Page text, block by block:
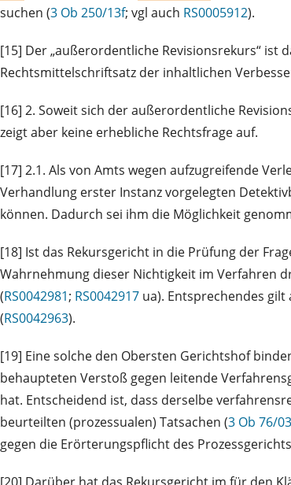
suchen (3 Ob 250/13f; vgl auch RS0005912).
[15] Der „außerordentliche Revisionsrekurs“
Rechtsmittelschriftsatz der inhaltlichen
[16] 2. Soweit sich der außerordentliche
zeigt aber keine erhebliche Rechtsfrage auf.
[17] 2.1. Als von Amts wegen aufzugreifende
Verhandlung erster Instanz vorgelegten
können. Dadurch sei ihm die Möglichkeit
[18] Ist das Rekursgericht in die Prüfung der
Wahrnehmung dieser Nichtigkeit im Verfahren
(RS0042981; RS0042917 ua). Entsprechendes
(RS0042963).
[19] Eine solche den Obersten Gerichtshof
behaupteten Verstoß gegen leitende
hat. Entscheidend ist, dass derselbe
beurteilten (prozessualen) Tatsachen (3 Ob 76/
gegen die Erörterungspflicht des
[20] Darüber hat das Rekursgericht im für den